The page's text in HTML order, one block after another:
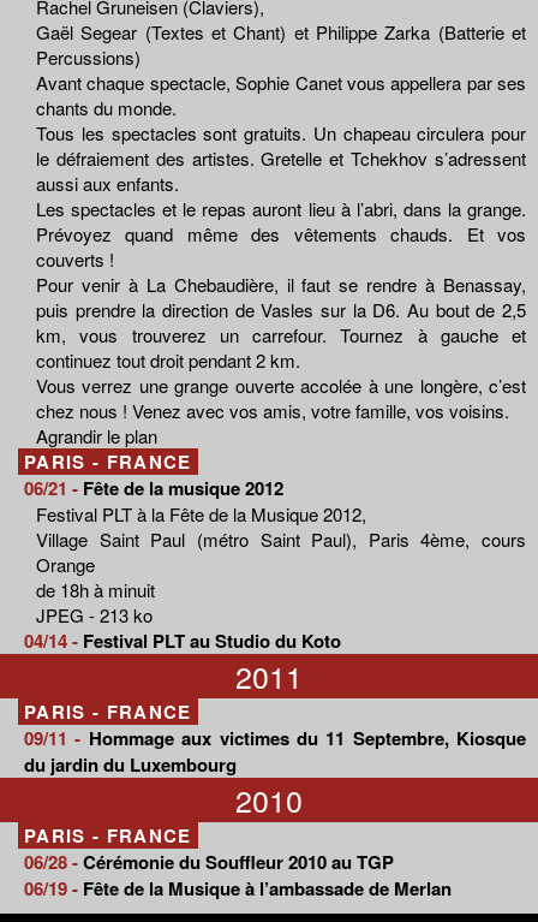
Rachel Gruneisen (Claviers),
Gaël Segear (Textes et Chant) et Philippe Zarka (Batterie et
Percussions)
Avant chaque spectacle, Sophie Canet vous appellera par ses
chants du monde.
Tous les spectacles sont gratuits. Un chapeau circulera pour
le défraiement des artistes. Gretelle et Tchekhov s’adressent
aussi aux enfants.
Les spectacles et le repas auront lieu à l’abri, dans la grange.
Prévoyez quand même des vêtements chauds. Et vos
couverts !
Pour venir à La Chebaudière, il faut se rendre à Benassay,
puis prendre la direction de Vasles sur la D6. Au bout de 2,5
km, vous trouverez un carrefour. Tournez à gauche et
continuez tout droit pendant 2 km.
Vous verrez une grange ouverte accolée à une longère, c’est
chez nous ! Venez avec vos amis, votre famille, vos voisins.
Agrandir le plan
PARIS - FRANCE
06/21 - Fête de la musique 2012
Festival PLT à la Fête de la Musique 2012,
Village Saint Paul (métro Saint Paul), Paris 4ème, cours
Orange
de 18h à minuit
JPEG - 213 ko
04/14 - Festival PLT au Studio du Koto
2011
PARIS - FRANCE
09/11 - Hommage aux victimes du 11 Septembre, Kiosque
du jardin du Luxembourg
2010
PARIS - FRANCE
06/28 -Cérémonie du Souffleur 2010 au TGP
06/19 - Fête de la Musique à l’ambassade de Merlan